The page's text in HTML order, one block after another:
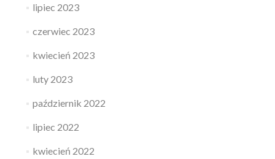
lipiec 2023
czerwiec 2023
kwiecień 2023
luty 2023
październik 2022
lipiec 2022
kwiecień 2022